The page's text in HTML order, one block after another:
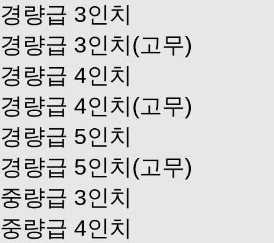
경량급 3인치
경량급 3인치(고무)
경량급 4인치
경량급 4인치(고무)
경량급 5인치
경량급 5인치(고무)
중량급 3인치
중량급 4인치